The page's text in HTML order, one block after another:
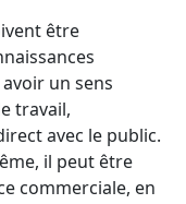
être
un sens
travail,
avec le public.
il peut être
commerciale, en